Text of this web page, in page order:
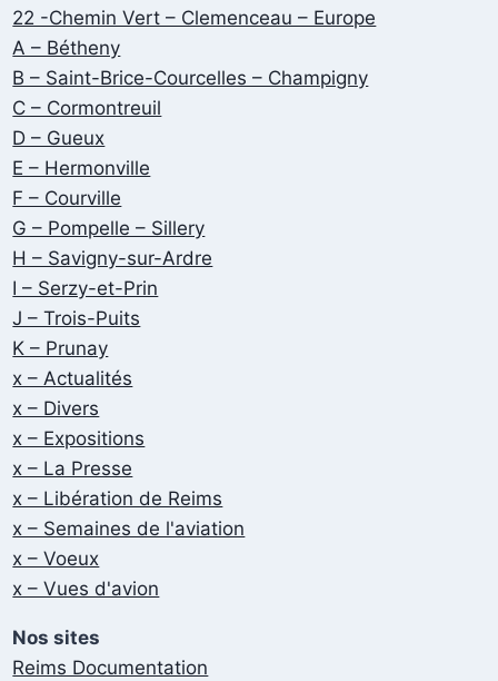
22 -Chemin Vert – Clemenceau – Europe
A – Bétheny
B – Saint-Brice-Courcelles – Champigny
C – Cormontreuil
D – Gueux
E – Hermonville
F – Courville
G – Pompelle – Sillery
H – Savigny-sur-Ardre
I – Serzy-et-Prin
J – Trois-Puits
K – Prunay
x – Actualités
x – Divers
x – Expositions
x – La Presse
x – Libération de Reims
x – Semaines de l'aviation
x – Voeux
x – Vues d'avion
Nos sites
Reims Documentation